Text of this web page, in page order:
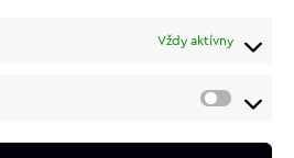
Vždy aktívny